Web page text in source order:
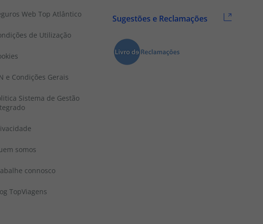
Web Top Atlântico
de Utilização
e Condições Gerais
Sistema de Gestão
somos
connosco
TopViagens
Sugestões e Reclamações